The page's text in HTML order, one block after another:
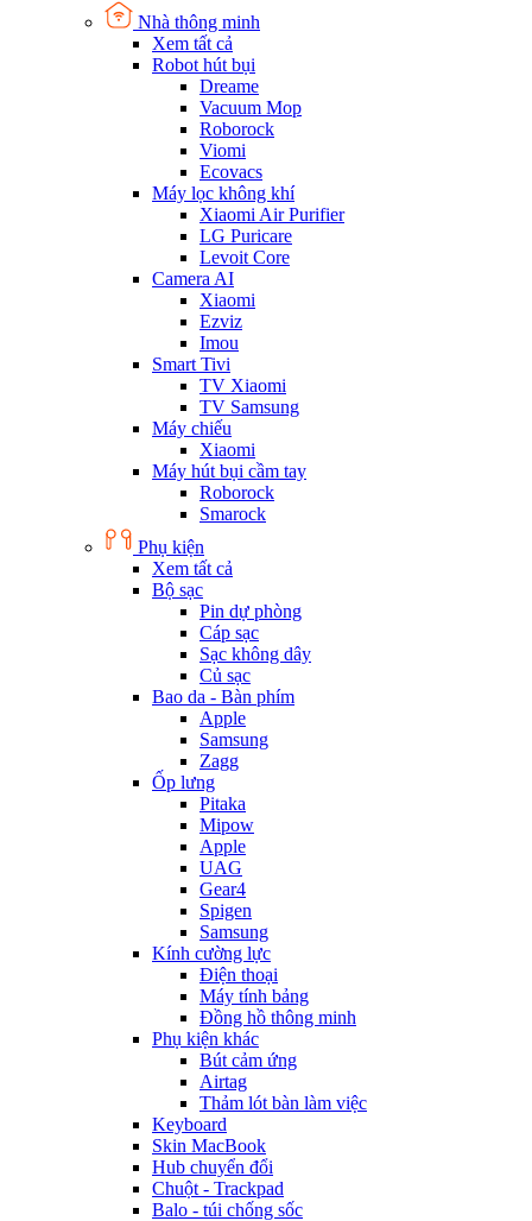
Nhà thông minh
Xem tất cả
Robot hút bụi
Dreame
Vacuum Mop
Roborock
Viomi
Ecovacs
Máy lọc không khí
Xiaomi Air Purifier
LG Puricare
Levoit Core
Camera AI
Xiaomi
Ezviz
Imou
Smart Tivi
TV Xiaomi
TV Samsung
Máy chiếu
Xiaomi
Máy hút bụi cầm tay
Roborock
Smarock
Phụ kiện
Xem tất cả
Bộ sạc
Pin dự phòng
Cáp sạc
Sạc không dây
Củ sạc
Bao da - Bàn phím
Apple
Samsung
Zagg
Ốp lưng
Pitaka
Mipow
Apple
UAG
Gear4
Spigen
Samsung
Kính cường lực
Điện thoại
Máy tính bảng
Đồng hồ thông minh
Phụ kiện khác
Bút cảm ứng
Airtag
Thảm lót bàn làm việc
Keyboard
Skin MacBook
Hub chuyển đổi
Chuột - Trackpad
Balo - túi chống sốc